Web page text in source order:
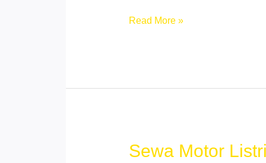
Sewa
Medan
&
Read More »
Sewa Motor